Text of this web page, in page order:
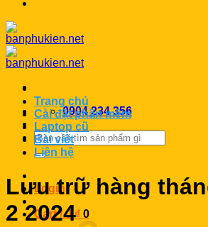
0904 234 356
Search
for:
Login
Cart /0₫ 0
Trang chủ
Cài đặt phần mềm
Laptop cũ
Bài viết
Liên hệ
Lưu trữ hàng
2 2024